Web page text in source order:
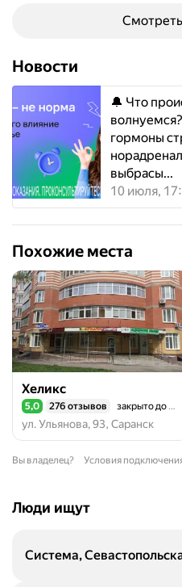
Новости
🔔 Что
волнуемся? В организме выделяются
гормоны
выбрасы...
10 июля,
Похожие места
Хеликс
Рейтинг 5,0 из 5
5,0 276 отзывов закрыто до 07:00
ул. Ульянова, 93, Саранск
Вы владелец? Условия
Люди ищут
Система,